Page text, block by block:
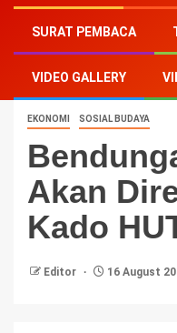
SURAT PEMBACA
VIDEO GALLERY
Home-Ekonomi-
Diresmikan Jadi Kado
EKONOMI SOSIAL BUDAYA
Akan
Kado
Editor 16 August